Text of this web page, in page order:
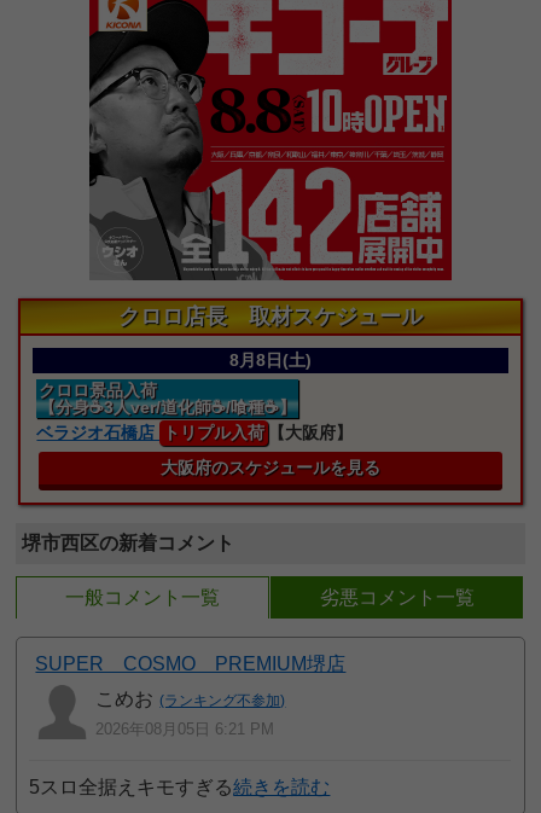
クロロ店長 取材スケジュール
8月8日(土)
クロロ景品入荷
【分身☕3人ver/道化師☕/喰種☕】
ベラジオ石橋店
トリプル入荷
【大阪府】
大阪府のスケジュールを見る
堺市西区の新着コメント
一般コメント一覧 劣悪コメント一覧
SUPER COSMO PREMIUM堺店
こめお (ランキング不参加)
2026年08月05日 6:21 PM
5スロ全据えキモすぎる続きを読む